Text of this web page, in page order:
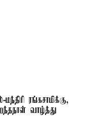
மந்திரி ரங்கசாமிக்கு,
வாழ்த்து